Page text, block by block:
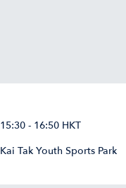
15:30 - 16:50 HKT
Kai Tak Youth Sports Park